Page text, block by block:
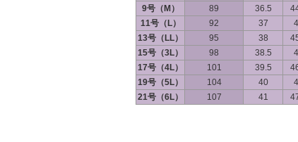
9号（M）
89 36.5
11号（L）
92 37
13号（LL）
95 38
15号（3L）
98 38.5
17号（4L）
101 39.5
19号（5L）
104 40
21号（6L）
107 41